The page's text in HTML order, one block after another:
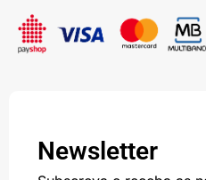
Newsletter